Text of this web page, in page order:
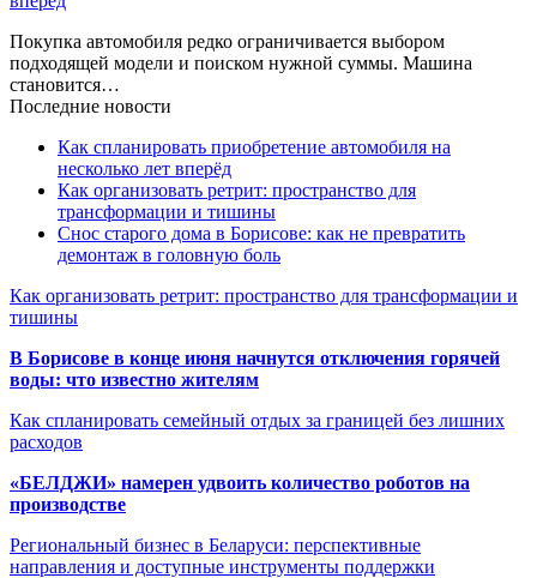
Покупка автомобиля редко ограничивается выбором
подходящей модели и поиском нужной суммы. Машина
становится…
Последние новости
Как спланировать приобретение автомобиля на
несколько лет вперёд
Как организовать ретрит: пространство для
трансформации и тишины
Снос старого дома в Борисове: как не превратить
демонтаж в головную боль
Как организовать ретрит: пространство для трансформации и
тишины
В Борисове в конце июня начнутся отключения горячей
воды: что известно жителям
Как спланировать семейный отдых за границей без лишних
расходов
«БЕЛДЖИ» намерен удвоить количество роботов на
производстве
Региональный бизнес в Беларуси: перспективные
направления и доступные инструменты поддержки